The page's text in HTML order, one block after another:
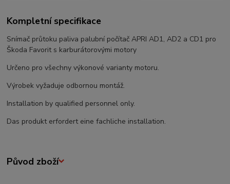
Kompletní specifikace
Snímač průtoku paliva palubní počítač APRI AD1, AD2 a CD1 pro
Škoda Favorit s karburátorovými motory
Určeno pro všechny výkonové varianty motoru.
Výrobek vyžaduje odbornou montáž.
Installation by qualified personnel only.
Das produkt erfordert eine fachliche installation.
Původ zboží